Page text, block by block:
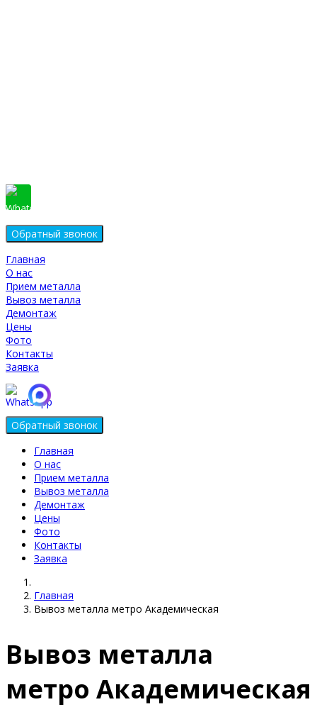
Главная
О нас
Прием металла
Вывоз металла
Демонтаж
Цены
Фото
Контакты
Заявка
Главная
О нас
Прием металла
Вывоз металла
Демонтаж
Цены
Фото
Контакты
Заявка
Главная
Вывоз металла метро Академическая
Вывоз металла
метро Академическая